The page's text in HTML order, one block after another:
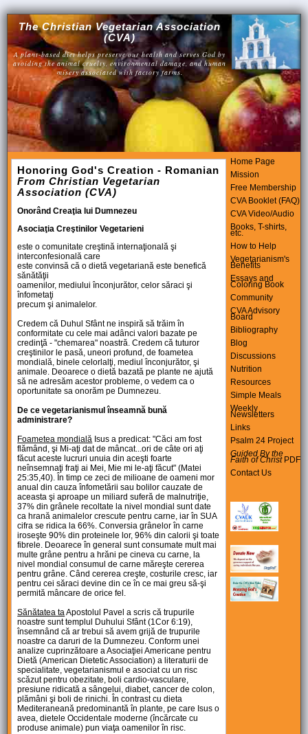
The Christian Vegetarian Association
(CVA)
A plant-based diet helps preserve our health and serves God by
avoiding the animal cruelty, environmental damage, and human
misery associated with factory farms.
Honoring God's Creation - Romanian
From Christian Vegetarian
Association (CVA)
Onorând Creaţia lui Dumnezeu
Asociaţia Creştinilor Vegetarieni
este o comunitate creştină internaţională şi
interconfesională care
este convinsă că o dietă vegetariană este benefică
sănătăţii
oamenilor, mediului înconjurător, celor săraci şi
înfometaţi
precum şi animalelor.
Credem că Duhul Sfânt ne inspiră să trăim în
conformitate cu cele mai adânci valori bazate pe
credinţă - "chemarea" noastră. Credem că tuturor
creştinilor le pasă, uneori profund, de foametea
mondială, binele celorlalţi, mediul înconjurător, şi
animale. Deoarece o dietă bazată pe plante ne ajută
să ne adresăm acestor probleme, o vedem ca o
oportunitate sa onorăm pe Dumnezeu.
De ce vegetarianismul înseamnă bună
administrare?
Foametea mondială Isus a predicat: "Căci am fost
flămând, şi Mi-aţi dat de mâncat...ori de câte ori aţi
făcut aceste lucruri unuia din aceşti foarte
neînsemnaţi fraţi ai Mei, Mie mi le-aţi făcut" (Matei
25:35,40). În timp ce zeci de milioane de oameni mor
anual din cauza înfometării sau bolilor cauzate de
aceasta şi aproape un miliard suferă de malnutriţie,
37% din grânele recoltate la nivel mondial sunt date
ca hrană animalelor crescute pentru carne, iar în SUA
cifra se ridica la 66%. Conversia grânelor în carne
iroseşte 90% din proteinele lor, 96% din calorii şi toate
fibrele. Deoarece în general sunt consumate mult mai
multe grâne pentru a hrăni pe cineva cu carne, la
nivel mondial consumul de carne măreşte cererea
pentru grâne. Când cererea creşte, costurile cresc, iar
pentru cei săraci devine din ce în ce mai greu să-şi
permită mâncare de orice fel.
Sănătatea taApostolul Pavel a scris că trupurile
noastre sunt templul Duhului Sfânt (1Cor 6:19),
însemnând că ar trebui să avem grijă de trupurile
noastre ca daruri de la Dumnezeu. Conform unei
analize cuprinzătoare a Asociaţiei Americane pentru
Dietă (American Dietetic Association) a literaturii de
specialitate, vegetarianismul e asociat cu un risc
scăzut pentru obezitate, boli cardio-vasculare,
presiune ridicată a sângelui, diabet, cancer de colon,
plămâni şi boli de rinichi. În contrast cu dieta
Mediteraneană predominantă în plante, pe care Isus o
avea, dietele Occidentale moderne (încărcate cu
produse animale) pun viaţa oamenilor în risc.
Home Page
Mission
Free Membership
CVA Booklet (FAQ)
CVA Video/Audio
Books, T-shirts,
etc.
How to Help
Vegetarianism's
Benefits
Essays and
Coloring Book
Community
CVA Advisory
Board
Bibliography
Blog
Discussions
Nutrition
Resources
Simple Meals
Weekly
Newsletters
Links
Psalm 24 Project
Guided By the
Faith of ChristPDF
Contact Us